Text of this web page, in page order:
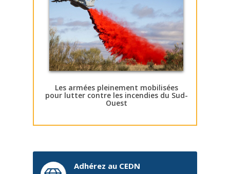
Les armées pleinement mobilisées
pour lutter contre les incendies du Sud-
Ouest
Adhérez au CEDN